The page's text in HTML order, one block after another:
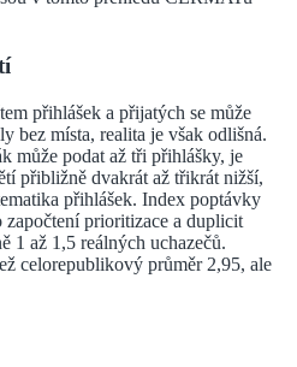
přihlášek a přijatých se může
bez místa, realita je však odlišná.
může podat až tři přihlášky, je
přibližně dvakrát až třikrát nižší,
přihlášek. Index poptávky
započtení prioritizace a duplicit
1 až 1,5 reálných uchazečů.
celorepublikový průměr 2,95, ale